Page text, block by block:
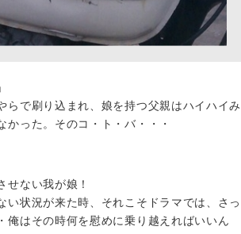
らで刷り込まれ、娘を持つ父親はハイハイみ
った。そのコ・ト・バ・・・
せない我が娘！
状況が来た時、それこそドラマでは、さっ
俺はその時何を慰めに乗り越えればいいん